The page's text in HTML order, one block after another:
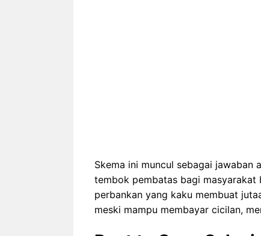
Skema ini muncul sebagai jawaban
tembok pembatas bagi
perbankan yang kaku membuat
meski mampu membayar cicilan,